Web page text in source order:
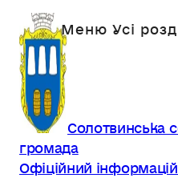
Солотвинська
громада
Офіційний